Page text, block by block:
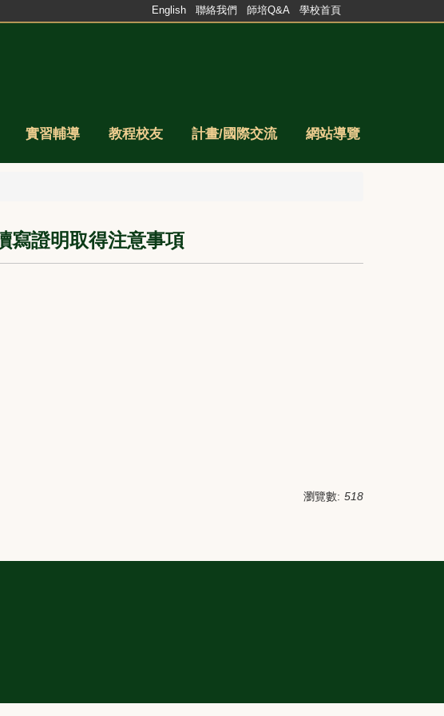
實習輔導 教程校友 計畫/國際交流 網站導覽
English 聯絡我們 師培Q&A 學校首頁
寫證明取得注意事項
瀏覽數: 518